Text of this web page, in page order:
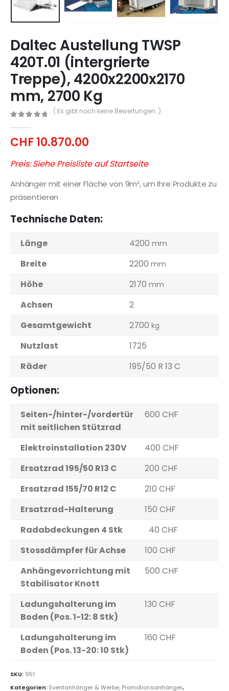
Daltec Austellung TWSP
420T.01 (intergrierte
Treppe), 4200x2200x2170
mm, 2700 Kg
( Es gibt noch keine Bewertungen. )
CHF10.870.00
Preis: Siehe Preisliste auf Startseite
Anhänger mit einer Fläche von 9m², um Ihre Produkte zu
präsentieren
Technische Daten:
Länge 4200 mm
Breite 2200 mm
Höhe 2170 mm
Achsen
2
Gesamtgewicht
2700 kg
Nutzlast
1725
Räder
195/50 R 13 C
Optionen:
Seiten-/hinter-/vordertür
mit seitlichen Stützrad
600 CHF
Elektroinstallation 230V
400 CHF
Ersatzrad 195/50 R13 C
200 CHF
Ersatzrad 155/70 R12 C
210 CHF
Ersatzrad-Halterung
150 CHF
Radabdeckungen 4 Stk
40 CHF
Stossdämpfer für Achse
100 CHF
Anhängevorrichtung mit
Stabilisator Knott
500 CHF
Ladungshalterung im
Boden (Pos. 1-12: 8 Stk)
130 CHF
Ladungshalterung im
Boden (Pos. 13-20: 10 Stk)
160 CHF
SKU: 951
Kategorien: Eventanhänger & Werbe, Promotionsanhänger,